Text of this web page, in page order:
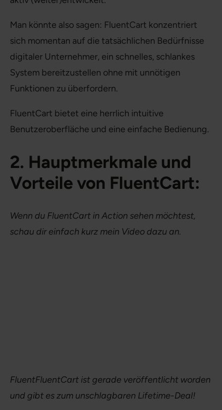
Man könnte also sagen: FluentCart konzentriert
sich momentan auf die tatsächlichen Bedürfnisse
digitaler Unternehmer, ein schnelles, schlankes
System bereitzustellen ohne mit unnötigen
Funktionen zu überfordern.
FluentCart bietet eine herrlich intuitive
Benutzeroberfläche und eine einfache Bedienung.
2. Hauptmerkmale und
Vorteile von FluentCart:
Wenn du FluentCart in Action sehen möchtest,
schau dir einfach kurz mein Video dazu an.
FluentFluentCart ist gerade veröffentlicht worden
und gibt es zum unschlagbaren Lifetime-Deal!